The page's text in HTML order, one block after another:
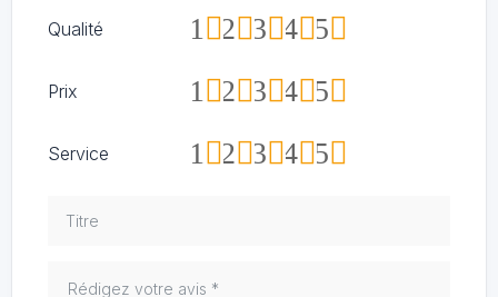
Qualité 5
4
3
2
1
Prix 5
4
3
2
1
Service 5
4
3
2
1